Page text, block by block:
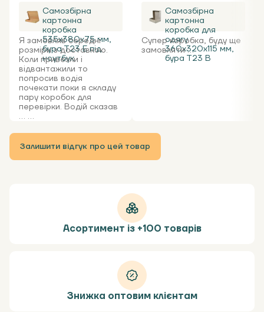
Самозбірна
картонна
коробка
535x380x75 мм,
бура Т23 Е під
ноутбук
Я замовляв середні
розміри з доставкою.
Коли привезли і
відвантажили то
попросив водія
почекати поки я складу
пару коробок для
перевірки. Водій сказав
... ...
Самозбірна
картонна
коробка для
одягу
360х320х115 мм,
бура Т23 В
Супер коробка, буду ще
замовляти ...
Залишити відгук про цей товар
Асортимент із +100 товарів
Знижка оптовим клієнтам